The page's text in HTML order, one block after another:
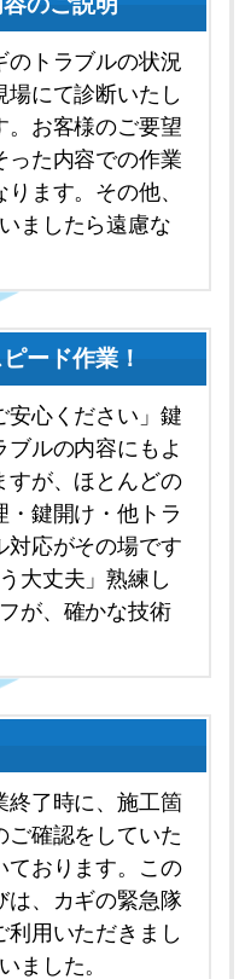
のトラブルの状況
場にて診断いたし
。お客様のご要望
った内容での作業
ります。その他、
ましたら遠慮な
ード作業！
安心ください」鍵
ブルの内容にもよ
すが、ほとんどの
・鍵開け・他トラ
対応がその場です
大丈夫」熟練し
が、確かな技術
終了時に、施工箇
ご確認をしていた
ております。この
は、カギの緊急隊
利用いただきまし
ました。